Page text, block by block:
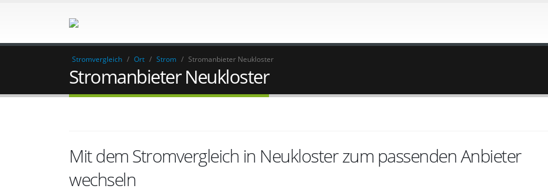
Stromvergleich / Ort / Strom / Stromanbieter Neukloster
Stromanbieter Neukloster
Mit dem Stromvergleich in Neukloster zum passenden Anbieter
wechseln